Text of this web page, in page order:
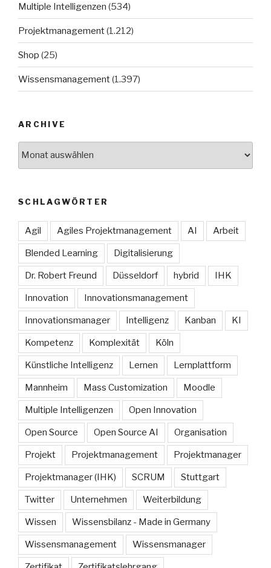
Multiple Intelligenzen (534)
Projektmanagement(1.212)
Shop (25)
Wissensmanagement(1.397)
ARCHIVE
SCHLAGWÖRTER
Agil Agiles Projektmanagement AI Arbeit
Blended Learning Digitalisierung
Dr. Robert Freund Düsseldorf hybrid IHK
Innovation Innovationsmanagement
Innovationsmanager Intelligenz Kanban KI
Kompetenz Komplexität Köln
Künstliche Intelligenz Lernen Lernplattform
Mannheim Mass Customization Moodle
Multiple Intelligenzen Open Innovation
Open Source Open Source AI Organisation
Projekt Projektmanagement Projektmanager
Projektmanager (IHK) SCRUM Stuttgart
Twitter Unternehmen Weiterbildung
Wissen Wissensbilanz - Made in Germany
Wissensmanagement Wissensmanager